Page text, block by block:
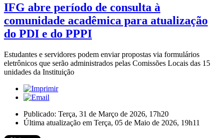
IFG abre período de consulta à
comunidade acadêmica para atualização
do PDI e do PPPI
Estudantes e servidores podem enviar propostas via formulários
eletrônicos que serão administrados pelas Comissões Locais das 15
unidades da Instituição
Publicado: Terça, 31 de Março de 2026, 17h20
Última atualização em Terça, 05 de Maio de 2026, 19h11